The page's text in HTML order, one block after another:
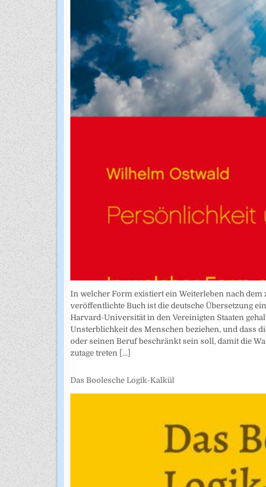
In welcher Form existiert ein Weiterleben nach
veröffentlichte Buch ist die deutsche Übersetzung
Harvard-Universität in den Vereinigten Staaten
Unsterblichkeit des Menschen beziehen, und dass
oder seinen Beruf beschränkt sein soll, damit die
zutage treten [...]
Das Boolesche Logik-Kalkül